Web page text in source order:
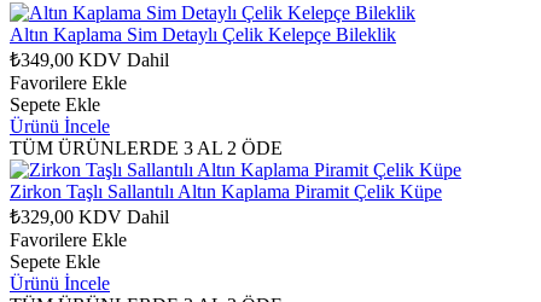
Altın Kaplama Sim Detaylı Çelik Kelepçe Bileklik
₺349,00 KDV Dahil
Favorilere Ekle
Sepete Ekle
Ürünü İncele
TÜM ÜRÜNLERDE 3 AL 2 ÖDE
Zirkon Taşlı Sallantılı Altın Kaplama Piramit Çelik Küpe
₺329,00 KDV Dahil
Favorilere Ekle
Sepete Ekle
Ürünü İncele